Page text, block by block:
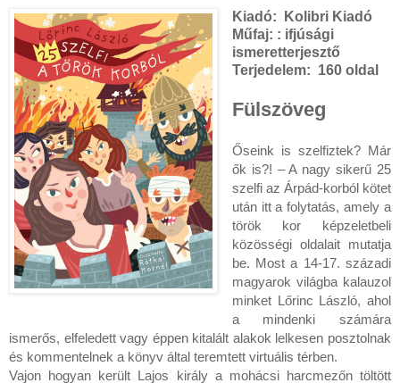
Kiadó: Kolibri Kiadó
Műfaj: : ifjúsági
ismeretterjesztő
Terjedelem: 160 oldal
Fülszöveg
Őseink is szelfiztek? Már
ők is?! – A nagy sikerű 25
szelfi az Árpád-korból kötet
után itt a folytatás, amely a
török kor képzeletbeli
közösségi oldalait mutatja
be. Most a 14-17. századi
magyarok világba kalauzol
minket Lőrinc László, ahol
a mindenki számára
ismerős, elfeledett vagy éppen kitalált alakok lelkesen posztolnak
és kommentelnek a könyv által teremtett virtuális térben.
Vajon hogyan került Lajos király a mohácsi harcmezőn töltött